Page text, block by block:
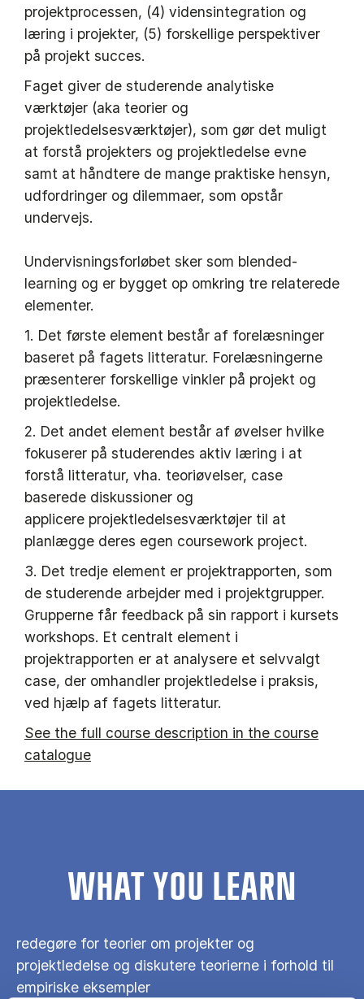
projektprocessen, (4) vidensintegration og
læring i projekter, (5) forskellige perspektiver
på projekt succes.
Faget giver de studerende analytiske
værktøjer (aka teorier og
projektledelsesværktøjer), som gør det muligt
at forstå projekters og projektledelse evne
samt at håndtere de mange praktiske hensyn,
udfordringer og dilemmaer, som opstår
undervejs.
Undervisningsforløbet sker som blended-
learning og er bygget op omkring tre relaterede
elementer.
1. Det første element består af forelæsninger
baseret på fagets litteratur. Forelæsningerne
præsenterer forskellige vinkler på projekt og
projektledelse.
2. Det andet element består af øvelser hvilke
fokuserer på studerendes aktiv læring i at
forstå litteratur, vha. teoriøvelser, case
baserede diskussioner og
applicere projektledelsesværktøjer til at
planlægge deres egen coursework project.
3. Det tredje element er projektrapporten, som
de studerende arbejder med i projektgrupper.
Grupperne får feedback på sin rapport i kursets
workshops. Et centralt element i
projektrapporten er at analysere et selvvalgt
case, der omhandler projektledelse i praksis,
ved hjælp af fagets litteratur.
See the full course description in the course
catalogue
WHAT YOU LEARN
redegøre for teorier om projekter og
projektledelse og diskutere teorierne i forhold til
empiriske eksempler